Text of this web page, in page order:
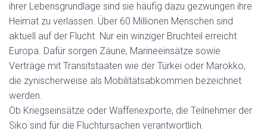
ihrer Lebensgrundlage sind sie häufig dazu gezwungen ihre
Heimat zu verlassen. Über 60 Millionen Menschen sind
aktuell auf der Flucht. Nur ein winziger Bruchteil erreicht
Europa. Dafür sorgen Zäune, Marineeinsätze sowie
Verträge mit Transitstaaten wie der Türkei oder Marokko,
die zynischerweise als Mobilitätsabkommen bezeichnet
werden.
Ob Kriegseinsätze oder Waffenexporte, die Teilnehmer der
Siko sind für die Fluchtursachen verantwortlich.